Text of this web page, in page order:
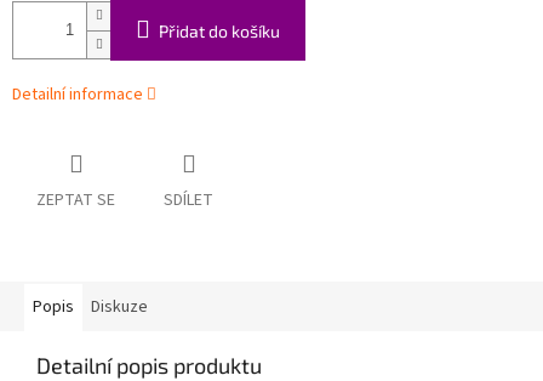
Přidat do košíku
Detailní informace
ZEPTAT SE SDÍLET
Popis Diskuze
Detailní popis produktu